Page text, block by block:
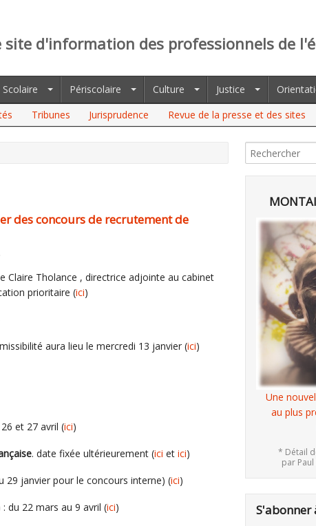
site d'information des professionnels de
Scolaire Périscolaire Culture Justice
Tribunes Jurisprudence Revue de la presse et des sites
des concours de recrutement de
Claire Tholance , directrice adjointe au cabinet
prioritaire (ici)
aura lieu le mercredi 13 janvier (ici)
et 27 avril (ici)
. date fixée ultérieurement (ici et ici)
29 janvier pour le concours interne) (ici)
du 22 mars au 9 avril (ici)
Une
au plus
* Détail
par
S'abonner